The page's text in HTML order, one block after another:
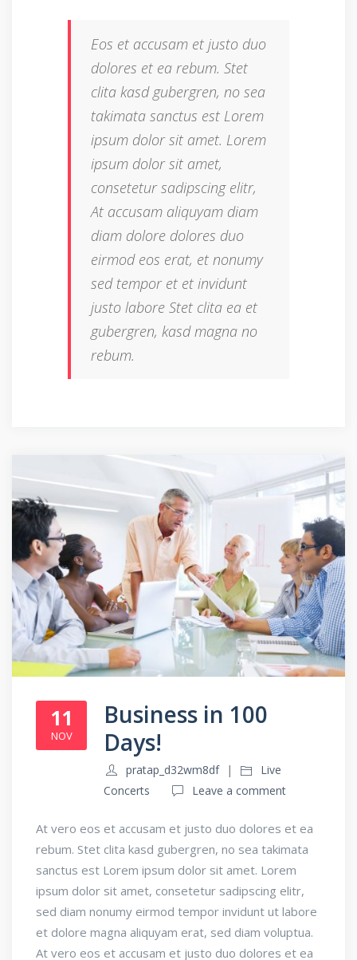
Eos et accusam et justo duo
dolores et ea rebum. Stet
clita kasd gubergren, no sea
takimata sanctus est Lorem
ipsum dolor sit amet. Lorem
ipsum dolor sit amet,
consetetur sadipscing elitr,
At accusam aliquyam diam
diam dolore dolores duo
eirmod eos erat, et nonumy
sed tempor et et invidunt
justo labore Stet clita ea et
gubergren, kasd magna no
rebum.
11
NOV
Business in 100
Days!
pratap_d32wm8df
Live
Concerts
Leave a comment
At vero eos et accusam et justo duo dolores et ea
rebum. Stet clita kasd gubergren, no sea takimata
sanctus est Lorem ipsum dolor sit amet. Lorem
ipsum dolor sit amet, consetetur sadipscing elitr,
sed diam nonumy eirmod tempor invidunt ut labore
et dolore magna aliquyam erat, sed diam voluptua.
At vero eos et accusam et justo duo dolores et ea